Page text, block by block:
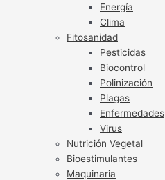
Energía
Clima
Fitosanidad
Pesticidas
Biocontrol
Polinización
Plagas
Enfermedades
Virus
Nutrición Vegetal
Bioestimulantes
Maquinaria